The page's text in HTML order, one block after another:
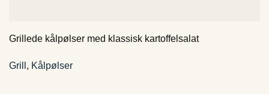
Grillede kålpølser med klassisk kartoffelsalat
Grill , Kålpølser